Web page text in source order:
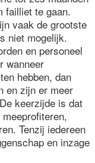
failliet te gaan.
vaak de grootste
niet mogelijk.
en personeel
wanneer
hebben, dan
en zijn er meer
keerzijde is dat
Tenzij iedereen
en inzage